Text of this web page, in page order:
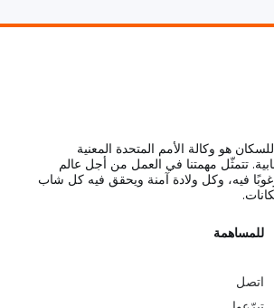
هو وكالة الأمم المتحدة المعنية
تتمثّل مهمتنا في العمل من أجل عالم
فيه، وكل ولادة آمنة ويحقق فيه كل شاب
G
o
للمساهمة
اتصل